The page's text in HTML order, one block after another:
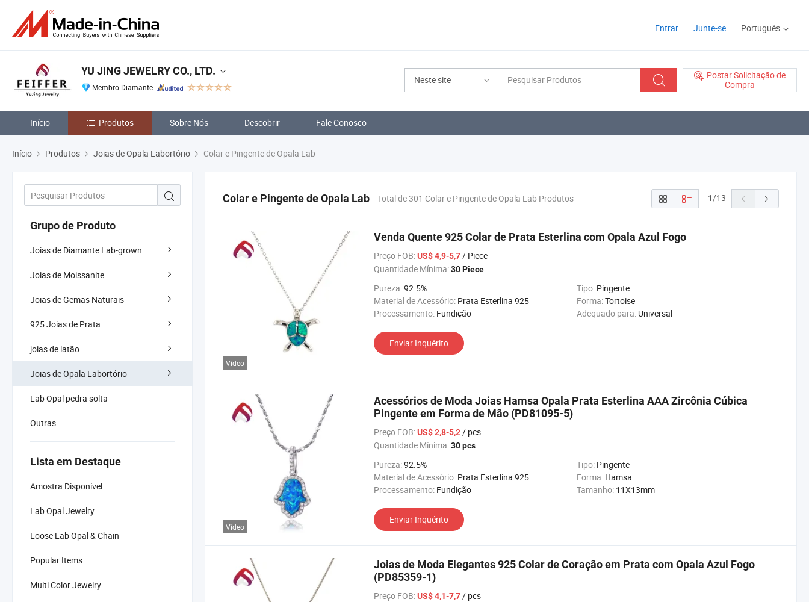
Entrar Junte-se Português
Neste site
Postar Solicitação de
Compra
YU JING JEWELRY CO., LTD.
Membro Diamante
Início Produtos Sobre Nós Descobrir Fale Conosco
Início Produtos Joias de Opala Labortório Colar e Pingente de Opala Lab
Grupo de Produto
Joias de Diamante Lab-grown
Joias de Moissanite
Joias de Gemas Naturais
925 Joias de Prata
joias de latão
Joias de Opala Labortório
Lab Opal pedra solta
Outras
Lista em Destaque
Amostra Disponível
Lab Opal Jewelry
Loose Lab Opal & Chain
Popular Items
Multi Color Jewelry
Colar e Pingente de Opala Lab Total de 301 Colar e Pingente de Opala Lab Produtos 1/13
Vídeo
Venda Quente 925 Colar de Prata Esterlina com Opala Azul Fogo
Preço FOB:US$ 4,9-5,7/ Piece
Quantidade Mínima:30 Piece
Pureza:92.5% Tipo: Pingente
Material de Acessório: Prata Esterlina 925 Forma:Tortoise
Processamento: Fundição Adequado para: Universal
Enviar Inquérito
Vídeo
Acessórios de Moda Joias Hamsa Opala Prata Esterlina AAA Zircônia Cúbica
Pingente em Forma de Mão (PD81095-5)
Preço FOB:US$ 2,8-5,2/ pcs
Quantidade Mínima:30 pcs
Pureza:92.5% Tipo: Pingente
Material de Acessório: Prata Esterlina 925 Forma: Hamsa
Processamento: Fundição Tamanho: 11X13mm
Enviar Inquérito
Joias de Moda Elegantes 925 Colar de Coração em Prata com Opala Azul Fogo
(PD85359-1)
Preço FOB:US$ 4,1-7,7/ pcs